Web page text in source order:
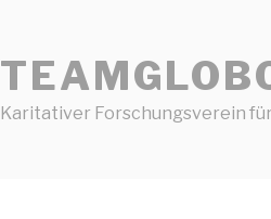
Karitativer Forschungsverein